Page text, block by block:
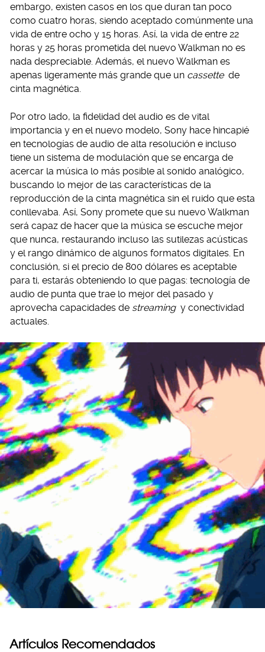
embargo, existen casos en los que duran tan poco
como cuatro horas, siendo aceptado comúnmente una
vida de entre ocho y 15 horas. Así, la vida de entre 22
horas y 25 horas prometida del nuevo Walkman no es
nada despreciable. Además, el nuevo Walkman es
apenas ligeramente más grande que un cassette de
cinta magnética.
Por otro lado, la fidelidad del audio es de vital
importancia y en el nuevo modelo, Sony hace hincapié
en tecnologías de audio de alta resolución e incluso
tiene un sistema de modulación que se encarga de
acercar la música lo más posible al sonido analógico,
buscando lo mejor de las características de la
reproducción de la cinta magnética sin el ruido que esta
conllevaba. Así, Sony promete que su nuevo Walkman
será capaz de hacer que la música se escuche mejor
que nunca, restaurando incluso las sutilezas acústicas
y el rango dinámico de algunos formatos digitales. En
conclusión, si el precio de 800 dólares es aceptable
para ti, estarás obteniendo lo que pagas: tecnología de
audio de punta que trae lo mejor del pasado y
aprovecha capacidades de streaming y conectividad
actuales.
Artículos Recomendados